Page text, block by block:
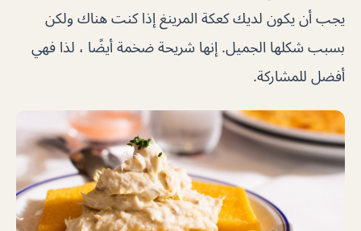
يجب أن يكون لديك كعكة المرينغ إذا كنت هناك ولكن
بسبب شكلها الجميل. إنها شريحة ضخمة أيضًا ، لذا فهي
أفضل للمشاركة.